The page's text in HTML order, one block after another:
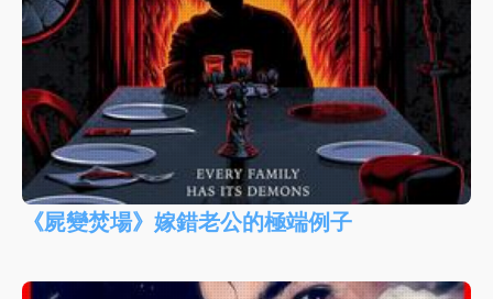
《屍變焚場》嫁錯老公的極端例子